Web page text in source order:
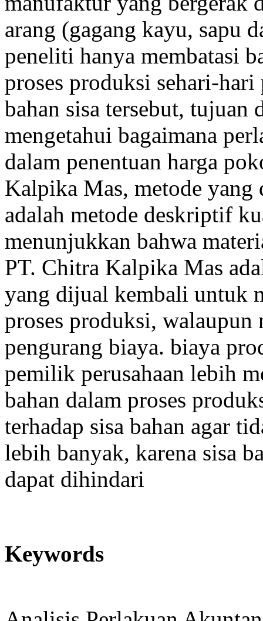
arang (gagang kayu, sapu
peneliti hanya membatasi
proses produksi sehari-
bahan sisa tersebut,
mengetahui bagaimana
dalam penentuan harga
Kalpika Mas, metode
adalah metode deskriptif
menunjukkan bahwa
PT. Chitra Kalpika Mas
yang dijual kembali untuk
proses produksi,
pengurang biaya. biaya
pemilik perusahaan lebih
bahan dalam proses
terhadap sisa bahan agar
lebih banyak, karena sisa
dapat dihindari
Keywords